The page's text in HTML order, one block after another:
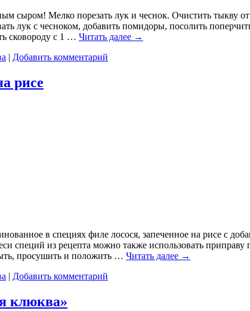
сыром! Мелко порезать лук и чеснок. Очистить тыкву
лук с чесноком, добавить помидоры, посолить
сковороду с 1 … Читать далее →
| Добавить комментарий
рисе
в специях филе лосося, запеченное на рисе с
специй из рецепта можно также использовать
просушить и положить … Читать далее →
| Добавить комментарий
клюква»